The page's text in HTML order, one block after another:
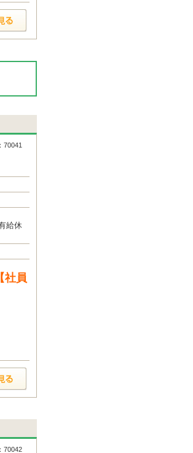
70041
給休
社員
70042